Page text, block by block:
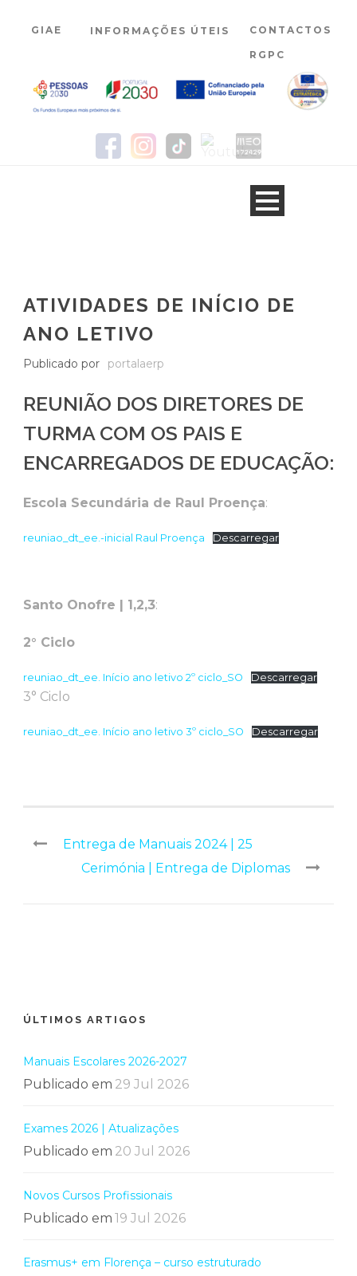
GIAE INFORMAÇÕES ÚTEIS CONTACTOS
RGPC
ATIVIDADES DE INÍCIO DE
ANO LETIVO
Publicado por portalaerp
REUNIÃO DOS DIRETORES DE
TURMA COM OS PAIS E
ENCARREGADOS DE EDUCAÇÃO:
Escola Secundária de Raul Proença:
reuniao_dt_ee.-inicial Raul Proença Descarregar
Santo Onofre | 1,2,3:
2° Ciclo
reuniao_dt_ee. Início ano letivo 2º ciclo_SO Descarregar
3° Ciclo
reuniao_dt_ee. Início ano letivo 3º ciclo_SO Descarregar
Entrega de Manuais 2024 | 25
Cerimónia | Entrega de Diplomas
ÚLTIMOS ARTIGOS
Manuais Escolares 2026-2027
Publicado em 29 Jul 2026
Exames 2026 | Atualizações
Publicado em 20 Jul 2026
Novos Cursos Profissionais
Publicado em 19 Jul 2026
Erasmus+ em Florença – curso estruturado